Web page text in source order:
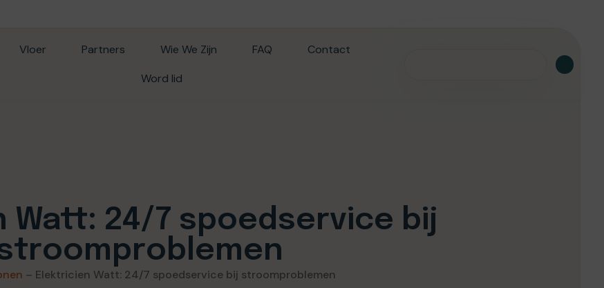
Vloer Partners Wie We Zijn FAQ
Contact
Word lid
Watt: 24/7 spoedservice bij
– Elektricien Watt: 24/7 spoedservice bij stroomproblemen